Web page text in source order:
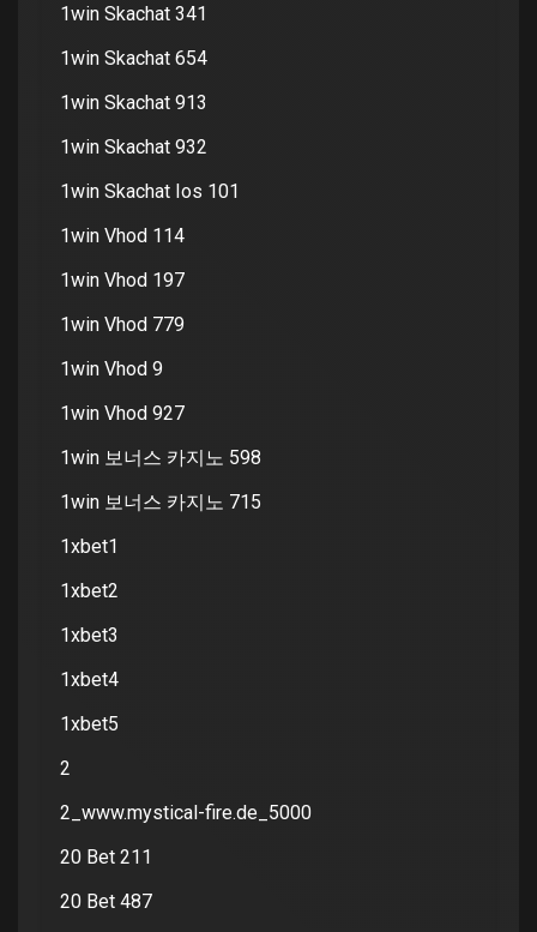
1win Skachat 341
1win Skachat 654
1win Skachat 913
1win Skachat 932
1win Skachat Ios 101
1win Vhod 114
1win Vhod 197
1win Vhod 779
1win Vhod 9
1win Vhod 927
1win 보너스 카지노 598
1win 보너스 카지노 715
1xbet1
1xbet2
1xbet3
1xbet4
1xbet5
2
2_www.mystical-fire.de_5000
20 Bet 211
20 Bet 487